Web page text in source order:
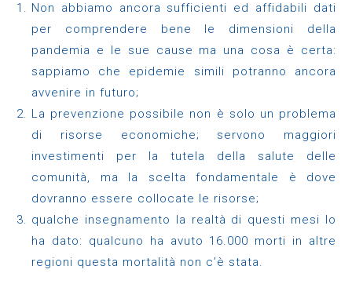
Non abbiamo ancora sufficienti ed affidabili dati
per comprendere bene le dimensioni della
pandemia e le sue cause ma una cosa è certa:
sappiamo che epidemie simili potranno ancora
avvenire in futuro;
La prevenzione possibile non è solo un problema
di risorse economiche; servono maggiori
investimenti per la tutela della salute delle
comunità, ma la scelta fondamentale è dove
dovranno essere collocate le risorse;
qualche insegnamento la realtà di questi mesi lo
ha dato: qualcuno ha avuto 16.000 morti in altre
regioni questa mortalità non c’è stata.